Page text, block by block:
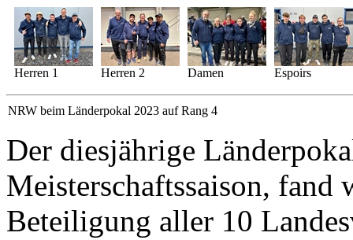
Herren 1 Herren 2 Damen Espoirs
NRW beim Länderpokal 2023 auf Rang 4
Der diesjährige
Meisterschaftssaison, fand
Beteiligung aller 10